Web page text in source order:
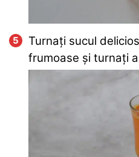
Turnați sucul
frumoase și turnați